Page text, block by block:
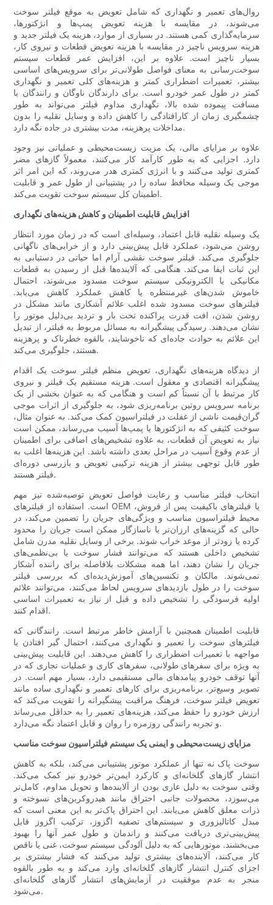
روال‌های تعمیر و نگهداری که شامل تعویض به موقع فیلتر سوخت
می‌شوند، در مقایسه با هزینه تعویض پمپ‌ها و انژکتورها،
سرمایه‌گذاری کمی هستند. در بسیاری از موارد، هزینه یک فیلتر جدید و
هزینه سرویس ناچیز در مقایسه با هزینه تعویض قطعات و نیروی کار،
بسیار ناچیز است. علاوه بر این، افزایش عمر قطعات سیستم
سوخت‌رسانی به معنای فواصل طولانی‌تر برای سرویس‌های اساسی
بیشتر، تعمیرات اضطراری کمتر و هزینه‌های کلی تعمیر و نگهداری
کمتر در طول عمر خودرو است. برای دارندگان ناوگان و رانندگان با
مسافت پیموده شده بالا، نگهداری مداوم فیلتر می‌تواند به طور
چشمگیری زمان از کارافتادگی را کاهش داده و وسایل نقلیه را بدون
مداخلات پرهزینه، مدت بیشتری در جاده نگه دارد.
علاوه بر مزایای مالی، یک مزیت زیست‌محیطی و عملیاتی نیز وجود
دارد. اجزایی که به طور کارآمد کار می‌کنند، معمولاً گازهای مضر
کمتری تولید می‌کنند و با انرژی کمتری هدر می‌روند، که این امر اثر
موجی یک وسیله محافظ ساده را در پشتیبانی از طول عمر و قابلیت
اطمینان کل سیستم سوخت تقویت می‌کند.
افزایش قابلیت اطمینان و کاهش هزینه‌های نگهداری
یک وسیله نقلیه قابل اعتماد، وسیله‌ای است که در زمان مورد انتظار
روشن می‌شود، عملکرد قابل پیش‌بینی دارد و از خرابی‌های ناگهانی
جلوگیری می‌کند. فیلتر سوخت نقشی آرام اما حیاتی در دستیابی به
این ثبات ایفا می‌کند. هنگامی که آلاینده‌ها قبل از رسیدن به قطعات
مکانیکی یا الکترونیکی سیستم سوخت مسدود می‌شوند، احتمال
خاموش شدن‌های غیرمنتظره یا کاهش عملکرد کاهش می‌یابد.
فیلترهای سوخت مسدود شده اغلب علائم آشکاری مانند مشکل در
روشن شدن، افت قدرت پراکنده تحت بار و تردید بی‌دلیل موتور را
نشان می‌دهند. رسیدگی پیشگیرانه به مسائل مربوط به فیلتر، از تبدیل
این علائم به حوادث جاده‌ای که ناخوشایند، بالقوه خطرناک و پرهزینه
هستند، جلوگیری می‌کند.
از دیدگاه هزینه‌های نگهداری، تعویض منظم فیلتر سوخت یک اقدام
پیشگیرانه اقتصادی و معقول است. هزینه مستقیم یک فیلتر و نیروی
کار مرتبط با آن نسبتاً کم است و هنگامی که به عنوان بخشی از یک
برنامه سرویس روتین برنامه‌ریزی شود، به جلوگیری از اثرات موجی
گران‌قیمت ناشی از غفلت در فیلتراسیون کمک می‌کند. به عنوان مثال،
سوخت کثیفی که به انژکتورها یا پمپ‌ها آسیب می‌رساند، ممکن است
نیاز به تعویض آن قطعات، به علاوه تشخیص‌های اضافی برای اطمینان
از عدم وقوع آسیب در مراحل بعدی داشته باشد. این هزینه‌ها اغلب به
طور قابل توجهی بیشتر از هزینه ترکیبی تعویض و بازرسی دوره‌ای
فیلتر هستند.
انتخاب فیلتر مناسب و رعایت فواصل تعویض توصیه‌شده نیز مهم
است. استفاده از فیلترهای OEM یا فیلترهای باکیفیت پس از فروش،
محیط فیلتراسیون مناسب و ویژگی‌های جریان را تضمین می‌کند، در
حالی که گزینه‌های ارزان‌تر یا ناسازگار ممکن است جریان را محدود
کرده یا زودتر از موعد خراب شوند. برخی از وسایل نقلیه مدرن شامل
تشخیص داخلی هستند که می‌توانند فشار سوخت یا بی‌نظمی‌های
جریان را نشان دهند، اما همه مشکلات بلافاصله برای راننده آشکار
نمی‌شوند. مالکان و تکنسین‌های آموزش‌دیده‌ای که بررسی فیلتر
سوخت را در طول بازدیدهای سرویس لحاظ می‌کنند، می‌توانند علائم
اولیه فرسودگی را تشخیص داده و قبل از نیاز به تعمیرات اساسی
اقدام کنند.
قابلیت اطمینان همچنین با آرامش خاطر مرتبط است. رانندگانی که
فیلترهای سوخت را تعمیر و نگهداری می‌کنند، احتمال گیر افتادن یا
مواجهه با تعمیرات اضطراری را کاهش می‌دهند. این قابلیت پیش‌بینی
به ویژه برای سفرهای طولانی، سفرهای کاری و عملیات تجاری که در
آنها توقف خودرو پیامدهای مالی مستقیمی دارد، بسیار مهم است. در
تصویر وسیع‌تر، برنامه‌ریزی برای کارهای تعمیر و نگهداری ساده مانند
تعویض فیلتر سوخت، فرهنگ مراقبت پیشگیرانه را تقویت می‌کند که
ارزش خودرو را حفظ می‌کند، هزینه‌های تعمیر را به حداقل می‌رساند
و تجربه رانندگی روزمره را روان و قابل اعتماد نگه می‌دارد.
مزایای زیست‌محیطی و ایمنی یک سیستم فیلتراسیون سوخت مناسب
سوخت پاک نه تنها از عملکرد موتور پشتیبانی می‌کند، بلکه به کاهش
انتشار گازهای گلخانه‌ای و کارکرد ایمن‌تر خودرو نیز کمک می‌کند.
وقتی سوخت به دلیل عاری بودن از آلاینده‌ها و تحویل مداوم، کامل‌تر
می‌سوزد، محصولات جانبی احتراق مانند هیدروکربن‌های نسوخته و
ذرات معلق کاهش می‌یابند. این احتراق پاک‌تر به این معنی است که
مبدل کاتالیزوری و سیستم‌های تصفیه اگزوز، ترکیب اگزوز قابل
پیش‌بینی‌تری دریافت می‌کنند و راندمان و طول عمر آنها را بهبود
می‌بخشند. موتورهایی که به دلیل آلودگی سیستم سوخت، غنی یا ناقص
کار می‌کنند، آلاینده‌های بیشتری تولید می‌کنند که فشار بیشتری بر
اجزای کنترل انتشار گازهای گلخانه‌ای وارد می‌کند و به طور بالقوه
منجر به عدم موفقیت در آزمایش‌های انتشار گازهای گلخانه‌ای
می‌شود.